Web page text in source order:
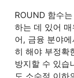
ROUND 함수
하는 데 있어
어, 금융 분야
히 해야 부정확
방지할 수 있습
도 소수점 이하